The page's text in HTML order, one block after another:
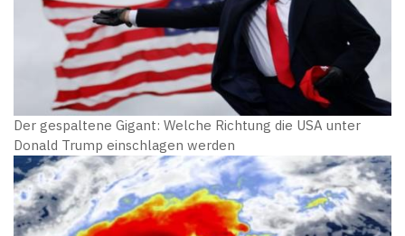
Der gespaltene Gigant: Welche Richtung die USA unter
Donald Trump einschlagen werden